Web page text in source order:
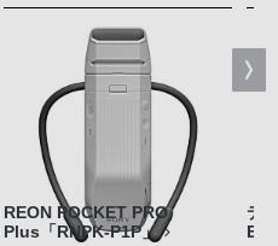
REON POCKET PRO
Plus「RNPK-P1P」
デ